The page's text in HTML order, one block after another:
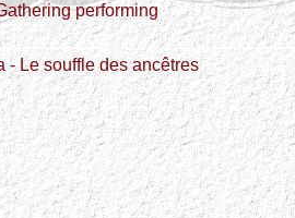
performing
- Le souffle des ancêtres